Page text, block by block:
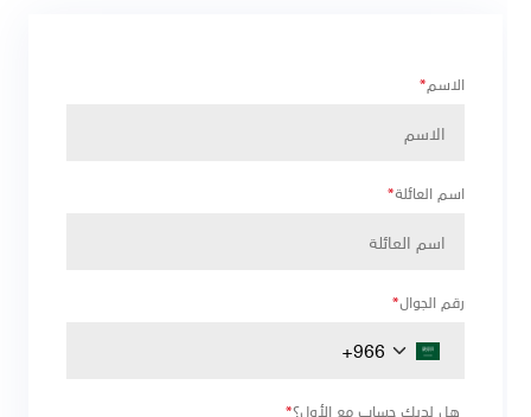
الاسم*
اسم العائلة*
رقم الجوال*
هل لديك حساب مع الأول؟*